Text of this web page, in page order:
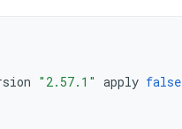
"2.57.1" apply false